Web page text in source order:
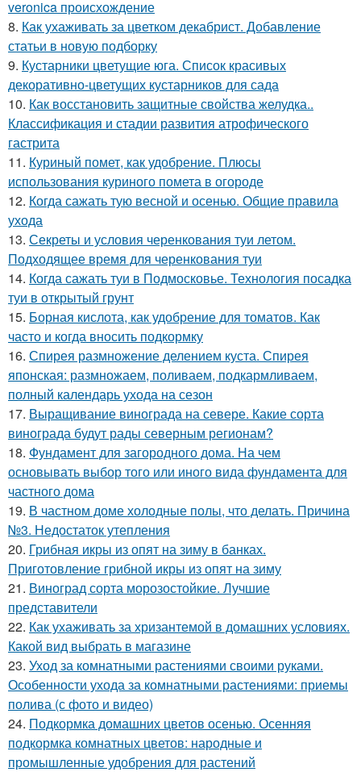
veronica происхождение
8. Как ухаживать за цветком декабрист. Добавление
статьи в новую подборку
9. Кустарники цветущие юга. Список красивых
декоративно-цветущих кустарников для сада
10. Как восстановить защитные свойства желудка..
Классификация и стадии развития атрофического
гастрита
11. Куриный помет, как удобрение. Плюсы
использования куриного помета в огороде
12. Когда сажать тую весной и осенью. Общие правила
ухода
13. Секреты и условия черенкования туи летом.
Подходящее время для черенкования туи
14. Когда сажать туи в Подмосковье. Технология посадка
туи в открытый грунт
15. Борная кислота, как удобрение для томатов. Как
часто и когда вносить подкормку
16. Спирея размножение делением куста. Спирея
японская: размножаем, поливаем, подкармливаем,
полный календарь ухода на сезон
17. Выращивание винограда на севере. Какие сорта
винограда будут рады северным регионам?
18. Фундамент для загородного дома. На чем
основывать выбор того или иного вида фундамента для
частного дома
19. В частном доме холодные полы, что делать. Причина
№3. Недостаток утепления
20. Грибная икры из опят на зиму в банках.
Приготовление грибной икры из опят на зиму
21. Виноград сорта морозостойкие. Лучшие
представители
22. Как ухаживать за хризантемой в домашних условиях.
Какой вид выбрать в магазине
23. Уход за комнатными растениями своими руками.
Особенности ухода за комнатными растениями: приемы
полива (с фото и видео)
24. Подкормка домашних цветов осенью. Осенняя
подкормка комнатных цветов: народные и
промышленные удобрения для растений